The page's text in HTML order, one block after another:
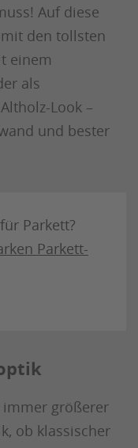
Auf diese
den tollsten
einem
als
Look –
und bester
Parkett?
Parkett-
immer größerer
ob klassischer